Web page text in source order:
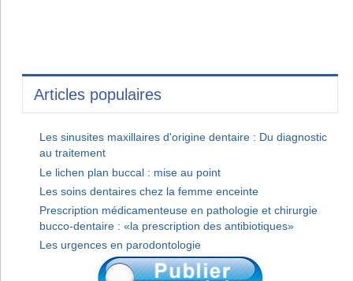
Articles populaires
Les sinusites maxillaires d'origine dentaire : Du diagnostic
au traitement
Le lichen plan buccal : mise au point
Les soins dentaires chez la femme enceinte
Prescription médicamenteuse en pathologie et chirurgie
bucco-dentaire : «la prescription des antibiotiques»
Les urgences en parodontologie